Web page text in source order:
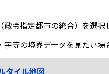
令指定都市の統合）を選択
等の境界データを見たい場
タイル地図